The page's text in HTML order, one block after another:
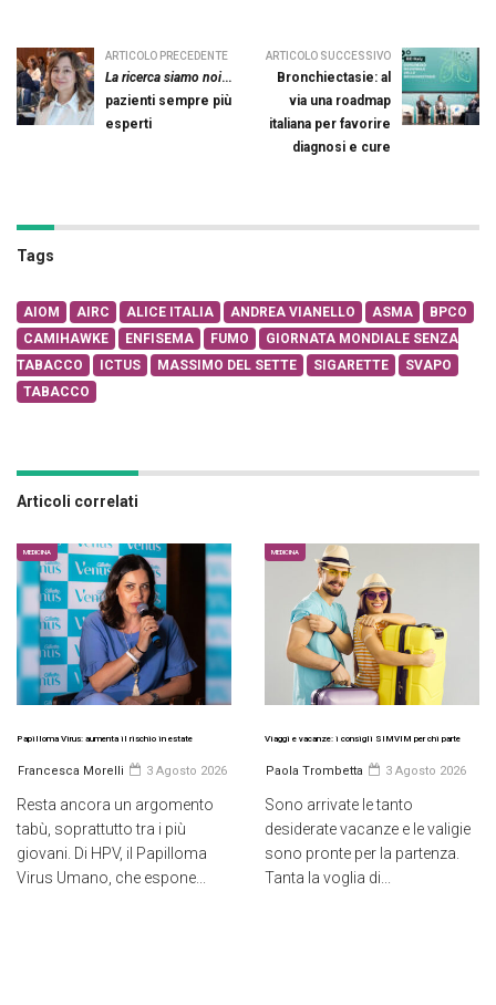
ARTICOLO PRECEDENTE
La ricerca siamo noi…
pazienti sempre più
esperti
ARTICOLO SUCCESSIVO
Bronchiectasie: al
via una roadmap
italiana per favorire
diagnosi e cure
Tags
AIOM AIRC ALICE ITALIA ANDREA VIANELLO ASMA
BPCO
CAMIHAWKE
ENFISEMA FUMO
GIORNATA MONDIALE SENZA
TABACCO
ICTUS MASSIMO DEL SETTE SIGARETTE
SVAPO
TABACCO
Articoli correlati
MEDICINA
Papilloma Virus: aumenta il rischio in estate
Francesca Morelli 3 Agosto 2026
Resta ancora un argomento
tabù, soprattutto tra i più
giovani. Di HPV, il Papilloma
Virus Umano, che espone...
MEDICINA
Viaggi e vacanze: i consigli SIMVIM per chi parte
Paola Trombetta 3 Agosto 2026
Sono arrivate le tanto
desiderate vacanze e le valigie
sono pronte per la partenza.
Tanta la voglia di...